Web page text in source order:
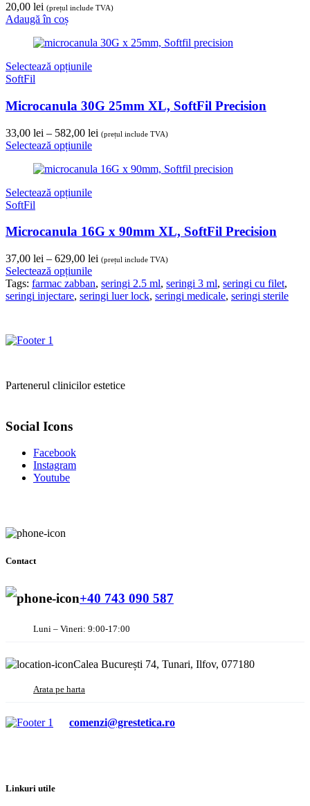
20,00 lei (prețul include TVA)
Adaugă în coș
Selectează opțiunile
SoftFil
Microcanula 30G 25mm XL, SoftFil Precision
33,00 lei – 582,00 lei Interval
33,00 lei
(prețul include TVA)
Selectează opțiunile
Selectează opțiunile
SoftFil
Microcanula 16G x 90mm XL, SoftFil Precision
37,00 lei – 629,00 lei Interval
prețuri:
37,00 lei
(prețul include TVA)
Selectează opțiunile
Tags: farmac zabban, seringi 2.5 ml, seringi 3 ml, seringi cu filet,
seringi injectare, seringi luer lock, seringi medicale, seringi sterile
Partenerul clinicilor estetice
Social Icons
Facebook
Instagram
Youtube
Contact
+40 743 090 587
Luni – Vineri: 9:00-17:00
Calea București 74, Tunari, Ilfov, 077180
Arata pe harta
comenzi@grestetica.ro
Linkuri utile